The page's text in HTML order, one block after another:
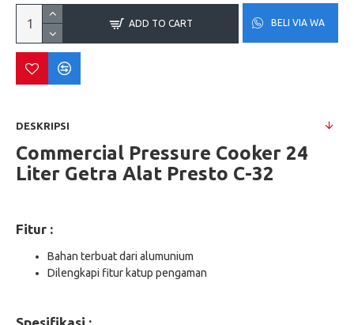
ADD TO CART BELI VIA WA
DESKRIPSI
Commercial Pressure Cooker 24
Liter Getra Alat Presto C-32
Fitur :
Bahan terbuat dari alumunium
Dilengkapi fitur katup pengaman